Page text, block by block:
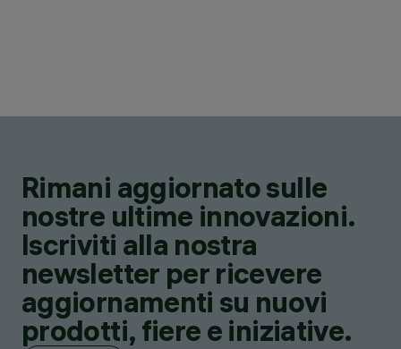
Rimani aggiornato sulle
nostre ultime innovazioni.
Iscriviti alla nostra
newsletter per ricevere
aggiornamenti su nuovi
prodotti, fiere e iniziative.